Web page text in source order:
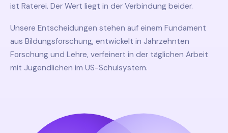
ist Raterei. Der Wert liegt in der Verbindung beider.
Unsere Entscheidungen stehen auf einem Fundament
aus Bildungsforschung, entwickelt in Jahrzehnten
Forschung und Lehre, verfeinert in der täglichen Arbeit
mit Jugendlichen im US-Schulsystem.